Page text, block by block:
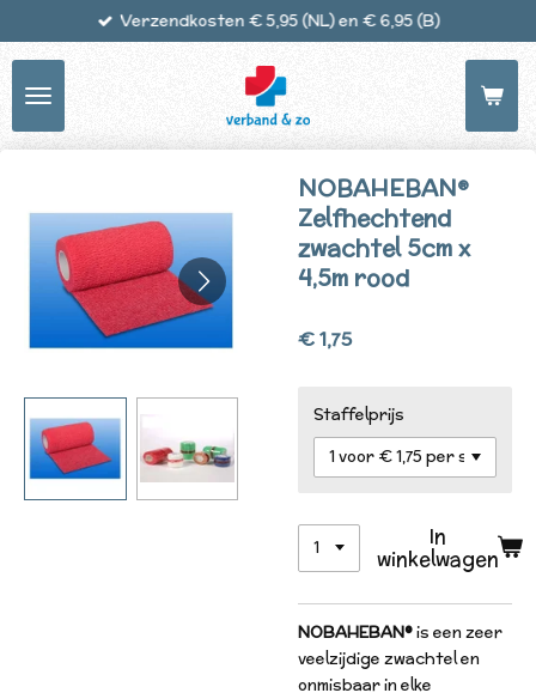
de
hoofdinhoud
Verzendkosten € 5,95 (NL) en € 6,95 (B)
NOBAHEBAN®
Zelfhechtend
zwachtel 5cm x
4,5m rood
€ 1,75
Staffelprijs
In
winkelwagen
NOBAHEBAN®is een zeer
veelzijdige zwachtel en
onmisbaar in elke